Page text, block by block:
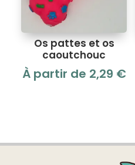
Os pattes et os
caoutchouc
À partir de 2,29 €